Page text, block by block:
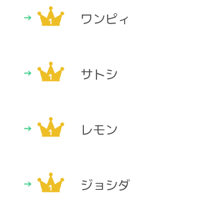
ワンピィ
サトシ
レモン
ジョシダ